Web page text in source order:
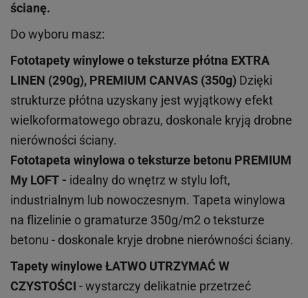
ścianę.
Do wyboru masz:
Fototapety winylowe oteksturze płótna EXTRA
LINEN (290g), PREMIUM CANVAS (350g) Dzięki
strukturze płótna uzyskany jest wyjątkowy efekt
wielkoformatowego obrazu, doskonale kryją drobne
nierówności ściany.
Fototapeta winylowa oteksturze betonu PREMIUM
My LOFT - idealny do wnętrz w stylu loft,
industrialnym lub nowoczesnym. Tapeta winylowa
na flizelinie o gramaturze 350g/m2 o teksturze
betonu - doskonale kryje drobne nierówności ściany.
Tapety winyloweŁATWO UTRZYMAĆ W
CZYSTOŚCI - wystarczy delikatnie przetrzeć